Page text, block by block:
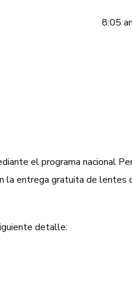
8:05
el programa nacional
la entrega gratuita de
detalle: